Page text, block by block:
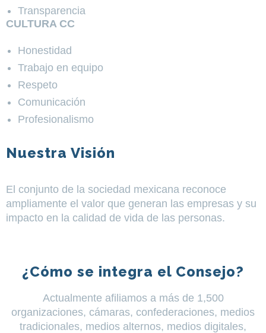
Transparencia
CULTURA CC
Honestidad
Trabajo en equipo
Respeto
Comunicación
Profesionalismo
Nuestra Visión
El conjunto de la sociedad mexicana reconoce
ampliamente el valor que generan las empresas y su
impacto en la calidad de vida de las personas.
¿Cómo se integra el Consejo?
Actualmente afiliamos a más de 1,500
organizaciones, cámaras, confederaciones, medios
tradicionales, medios alternos, medios digitales,